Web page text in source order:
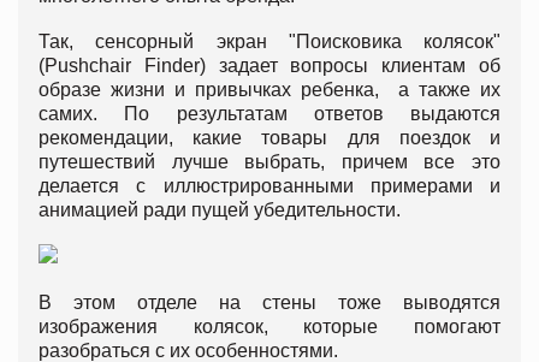
Так, сенсорный экран "Поисковика колясок"
(Pushchair Finder) задает вопросы клиентам об
образе жизни и привычках ребенка, а также их
самих. По результатам ответов выдаются
рекомендации, какие товары для поездок и
путешествий лучше выбрать, причем все это
делается с иллюстрированными примерами и
анимацией ради пущей убедительности.
В этом отделе на стены тоже выводятся
изображения колясок, которые помогают
разобраться с их особенностями.